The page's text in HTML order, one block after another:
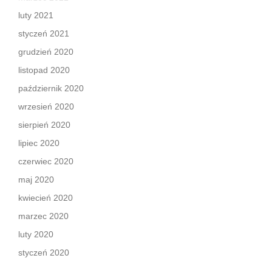
luty 2021
styczeń 2021
grudzień 2020
listopad 2020
październik 2020
wrzesień 2020
sierpień 2020
lipiec 2020
czerwiec 2020
maj 2020
kwiecień 2020
marzec 2020
luty 2020
styczeń 2020